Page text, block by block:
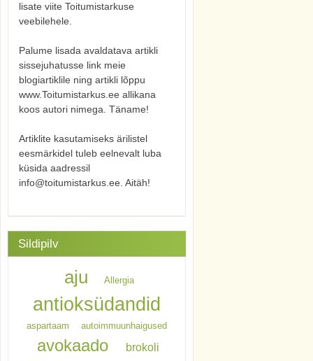
lisate viite Toitumistarkuse
veebilehele.
Palume lisada avaldatava artikli
sissejuhatusse link meie
blogiartiklile ning artikli lõppu
www.Toitumistarkus.ee allikana
koos autori nimega. Täname!
Artiklite kasutamiseks ärilistel
eesmärkidel tuleb eelnevalt luba
küsida aadressil
info@toitumistarkus.ee. Aitäh!
Sildipilv
aju Allergia
antioksüdandid
aspartaam autoimmuunhaigused
avokaado brokoli